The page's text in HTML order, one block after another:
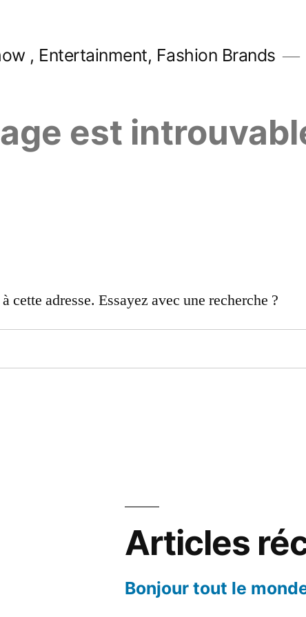
, Entertainment, Fashion Brands
est
cette adresse. Essayez avec une recherche ?
Articles
Bonjour tout le